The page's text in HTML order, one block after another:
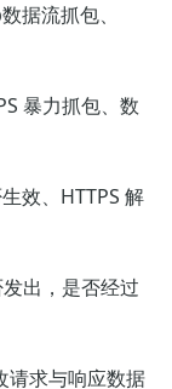
据流抓包、
暴力抓包、数
效、HTTPS 解
出，是否经过
请求与响应数据